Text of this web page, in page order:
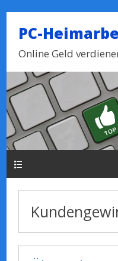
PC-
Online Geld